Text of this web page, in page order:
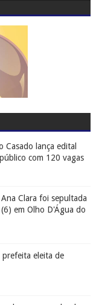
lança edital
com 120 vagas
Clara foi sepultada
em Olho D'Água do
prefeita eleita de